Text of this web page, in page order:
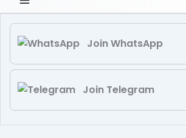
Join WhatsApp
Join Telegram